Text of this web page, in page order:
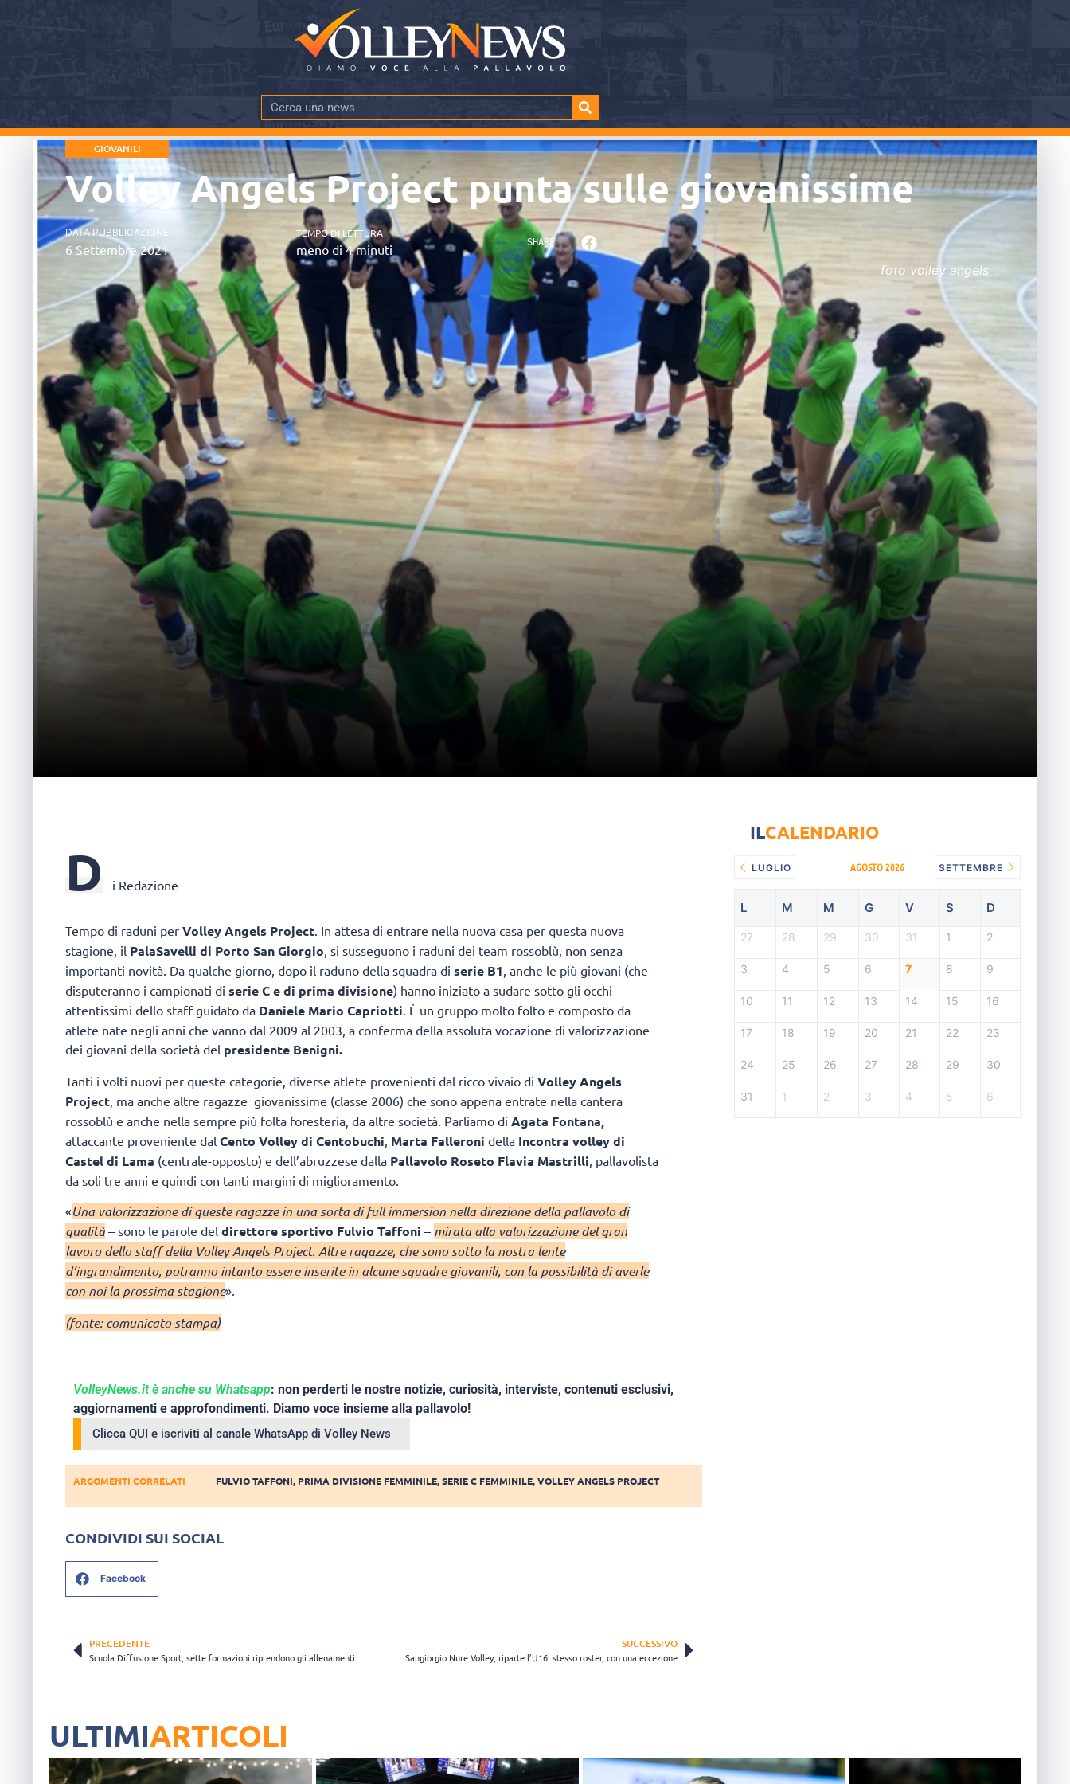
GIOVANILI
Volley Angels Project punta sulle giovanissime
DATA PUBBLICAZIONE
6 Settembre 2021
TEMPO DI LETTURA
meno di 4 minuti SHARE
foto volley angels
D i Redazione
Tempo di raduni per Volley Angels Project. In attesa di entrare nella nuova casa per questa nuova
stagione, il PalaSavelli di Porto San Giorgio, si susseguono i raduni dei team rossoblù, non senza
importanti novità. Da qualche giorno, dopo il raduno della squadra di serie B1, anche le più giovani (che
disputeranno i campionati di serie C e di prima divisione) hanno iniziato a sudare sotto gli occhi
attentissimi dello staff guidato da Daniele Mario Capriotti. È un gruppo molto folto e composto da
atlete nate negli anni che vanno dal 2009 al 2003, a conferma della assoluta vocazione di valorizzazione
dei giovani della società del presidente Benigni.
Tanti i volti nuovi per queste categorie, diverse atlete provenienti dal ricco vivaio di Volley Angels
Project , ma anche altre ragazze giovanissime (classe 2006) che sono appena entrate nella cantera
rossoblù e anche nella sempre più folta foresteria, da altre società. Parliamo di Agata Fontana,
attaccante proveniente dal Cento Volley di Centobuchi Marta Falleroni della Incontra volley di
Castel di Lama (centrale-opposto) e dell’abruzzese dalla Pallavolo Roseto Flavia Mastrilli , pallavolista
da soli tre anni e quindi con tanti margini di miglioramento.
«Una valorizzazione di queste ragazze in una sorta di full immersion nella direzione della pallavolo di
qualità– sono le parole del direttore sportivo Fulvio Taffoni – mirata alla valorizzazione del gran
lavoro dello staff della Volley Angels Project. Altre ragazze, che sono sotto la nostra lente
d’ingrandimento, potranno intanto essere inserite in alcune squadre giovanili, con la possibilità di averle
con noi la prossima stagione».
(fonte: comunicato stampa)
VolleyNews.it è anche su Whatsapp: non perderti le nostre notizie, curiosità, interviste, contenuti esclusivi,
aggiornamenti e approfondimenti. Diamo voce insieme alla pallavolo!
Clicca QUI e iscriviti al canale WhatsApp di Volley News
ARGOMENTI CORRELATI FULVIO TAFFONI, PRIMA DIVISIONE FEMMINILE,SERIE C FEMMINILE,VOLLEY ANGELS PROJECT
CONDIVIDI SUI SOCIAL
Facebook
PRECEDENTE
Scuola Diffusione Sport, sette formazioni riprendono gli allenamenti
SUCCESSIVO
Sangiorgio Nure Volley, riparte l’U16: stesso roster, con una eccezione
ILCALENDARIO
LUGLIO AGOSTO 2026 SETTEMBRE
L M M G V S D
27 28 29 30 31 1 2
3 4 5 6 7 8 9
10 11 12 13 14 15 16
17 18 19 20 21 22 23
24 25 26 27 28 29 30
31 1 2 3 4 5 6
ULTIMIARTICOLI